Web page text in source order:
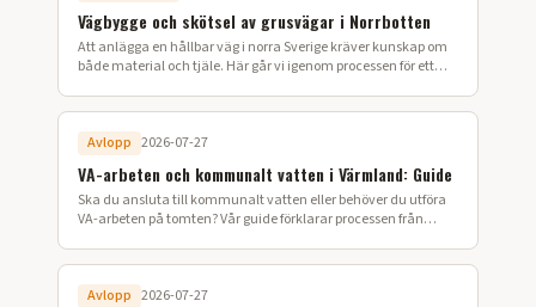
Vägbygge och skötsel av grusvägar i Norrbotten
Att anlägga en hållbar väg i norra Sverige kräver kunskap om
både material och tjäle. Här går vi igenom processen för ett
Avlopp 2026-07-27
VA-arbeten och kommunalt vatten i Värmland: Guide
Ska du ansluta till kommunalt vatten eller behöver du utföra
VA-arbeten på tomten? Vår guide förklarar processen från
Avlopp 2026-07-27